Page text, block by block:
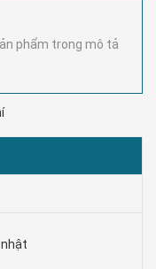
phẩm trong mô tả